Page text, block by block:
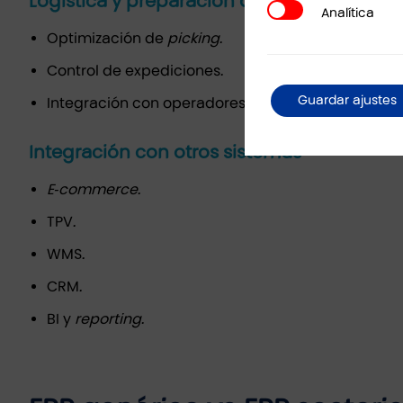
Optimización de picking.
Control de expediciones.
Integración con operadores logísticos.
Integración con otros sistemas
E‑commerce.
TPV.
WMS.
CRM.
BI y reporting.
AnalíticaAnalítica
Guardar ajustes